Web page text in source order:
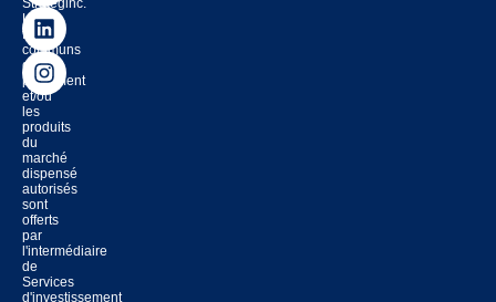
Strateginc.
Les
fonds
communs
de
placement
et/ou
les
produits
du
marché
dispensé
autorisés
sont
offerts
par
l'intermédiaire
de
Services
d'investissement